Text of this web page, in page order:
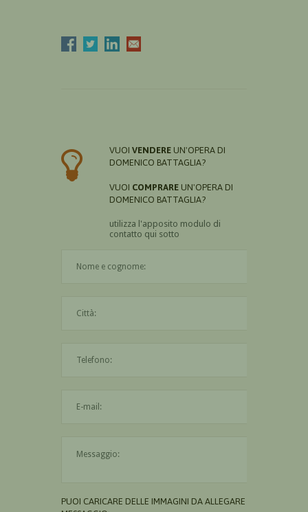
VUOI VENDERE UN'OPERA DI
DOMENICO BATTAGLIA?
VUOI COMPRARE UN'OPERA DI
DOMENICO BATTAGLIA?
utilizza l'apposito modulo di
contatto qui sotto
PUOI CARICARE DELLE IMMAGINI DA ALLEGARE AL